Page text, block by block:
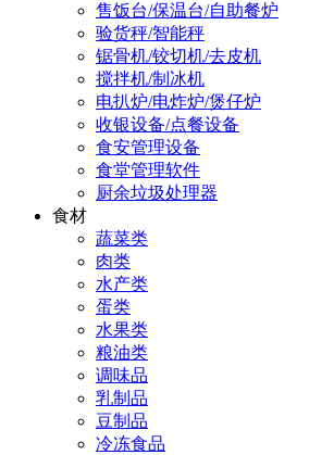
售饭台/保温台/自助餐炉
验货秤/智能秤
锯骨机/铰切机/去皮机
搅拌机/制冰机
电扒炉/电炸炉/煲仔炉
收银设备/点餐设备
食安管理设备
食堂管理软件
厨余垃圾处理器
食材
蔬菜类
肉类
水产类
蛋类
水果类
粮油类
调味品
乳制品
豆制品
冷冻食品